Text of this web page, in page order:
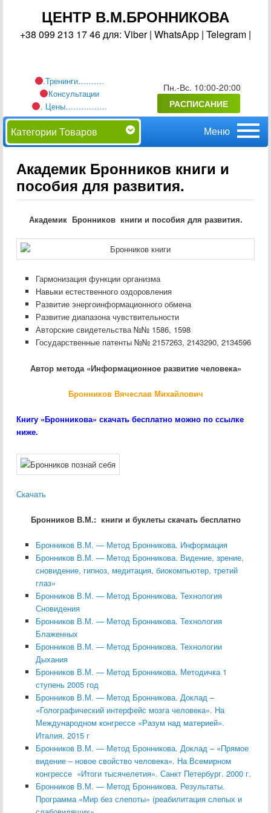
ЦЕНТР В.М.БРОННИКОВА
+38 099 213 17 46 для: Viber | WhatsApp | Telegram |
.Тренинги……….
Консультации
. Цены…………….
Пн.-Вс. 10:00-20:00
РАСПИСАНИЕ
Категории Товаров
Главное
меню
Перейти
основному
Академик Бронников книги и
пособия для развития.
Академик Бронников книги и пособия для развития.
Гармонизация функции организма
Навыки естественного оздоровления
Развитие энергоинформационного обмена
Развитие диапазона чувствительности
Авторские свидетельства №№ 1586, 1598
Государственные патенты №№ 2157263, 2143290, 2134596
Автор метода «Информационное развитие человека»
Бронников Вячеслав Михайлович
Книгу «Бронникова» скачать бесплатно можно по ссылке
ниже.
Скачать
Бронников В.М.: книги и буклеты скачать бесплатно
Бронников В.М. — Метод Бронникова. Информация
Бронников В.М. — Метод Бронникова. Видение, зрение,
сновидение, гипноз, медитация, биокомпьютер, третий
глаз»
Бронников В.М. — Метод Бронникова. Технология
Сновидения
Бронников В.М. — Метод Бронникова. Технология
Блаженных
Бронников В.М. — Метод Бронникова. Технологии
Дыхания
Бронников В.М. — Метод Бронникова. Методичка 1
ступень 2005 год
Бронников В.М. — Метод Бронникова. Доклад –
«Голографический интерфейс мозга человека». На
Международном конгрессе «Разум над материей».
Италия. 2015 г
Бронников В.М. — Метод Бронникова. Доклад – «Прямое
видение – новое свойство человека». На Всемирном
конгрессе «Итоги тысячелетия». Санкт Петербург. 2000 г.
Бронников В.М. — Метод Бронникова. Результаты.
Программа «Мир без слепоты» (реабилитация слепых и